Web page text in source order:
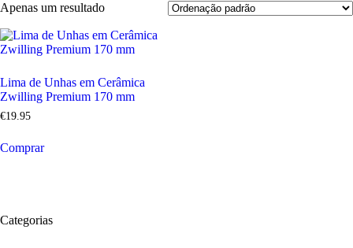
Apenas um resultado
Lima de Unhas em Cerâmica
Zwilling Premium 170 mm
€19.95
Comprar
Categorias